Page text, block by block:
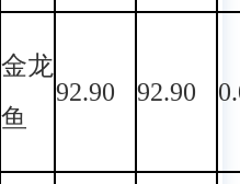
金龙
鱼
92.90 92.90